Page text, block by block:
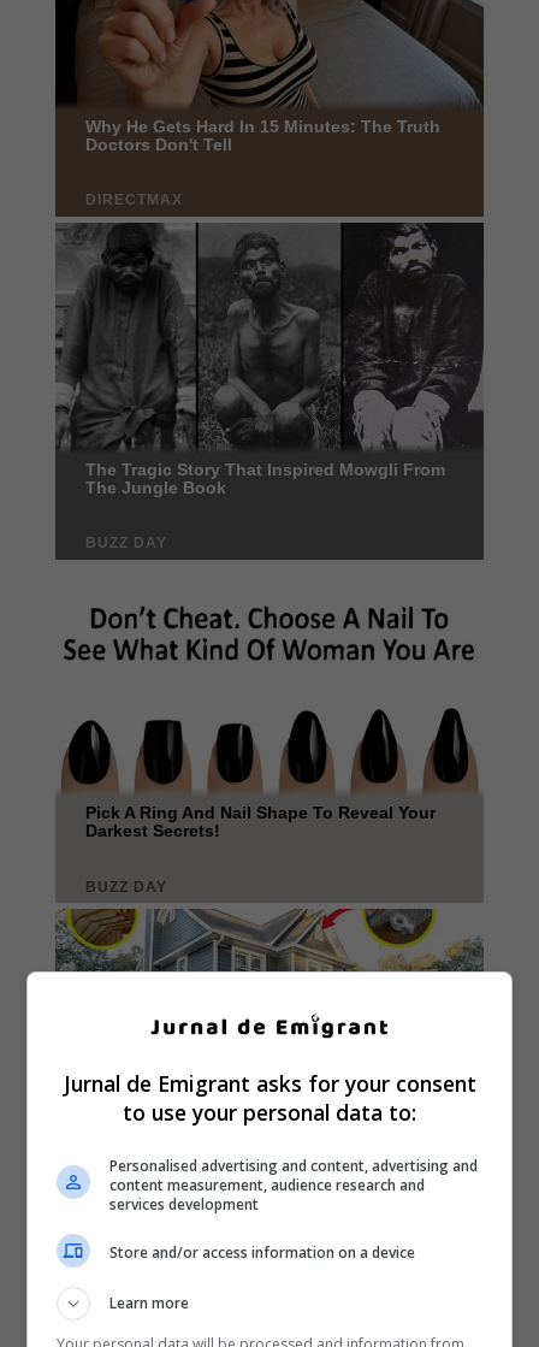
Jurnal de Emigrant asks for your consent
to use your personal data to:
Personalised advertising and content, advertising and
content measurement, audience research and
services development
Store and/or access information on a device
Learn more